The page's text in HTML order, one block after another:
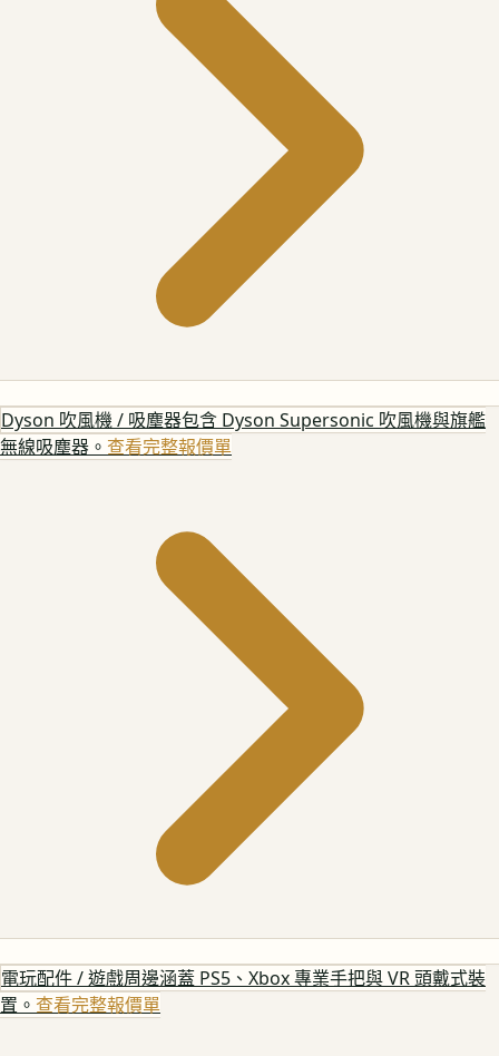
Dyson 吹風機 / 吸塵器包含 Dyson Supersonic 吹風機與旗艦
無線吸塵器。 查看完整報價單
電玩配件 / 遊戲周邊涵蓋 PS5、Xbox 專業手把與 VR 頭戴式裝
置。 查看完整報價單